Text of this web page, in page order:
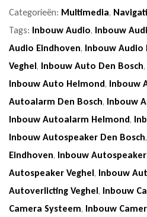
Categorieën: Multimedia,
Tags: Inbouw Audio, Inbouw
Audio Eindhoven, Inbouw Audio
Veghel, Inbouw Auto Den Bosch,
Inbouw Auto Helmond, Inbouw
Autoalarm Den Bosch, Inbouw
Inbouw Autoalarm Helmond,
Inbouw Autospeaker Den Bosch,
Eindhoven, Inbouw
Autospeaker Veghel, Inbouw
Autoverlicting Veghel, Inbouw
Camera Systeem, Inbouw